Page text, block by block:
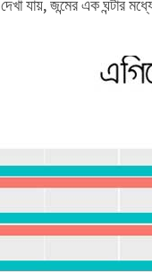
দেখা যায়, জন্মের এক ঘন্টার